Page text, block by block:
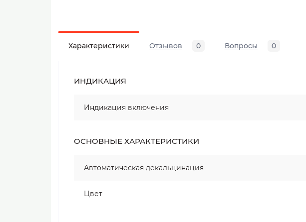
Характеристики Отзывов 0 Вопросы 0
ИНДИКАЦИЯ
Индикация включения
ОСНОВНЫЕ ХАРАКТЕРИСТИКИ
Автоматическая декальцинация
Цвет